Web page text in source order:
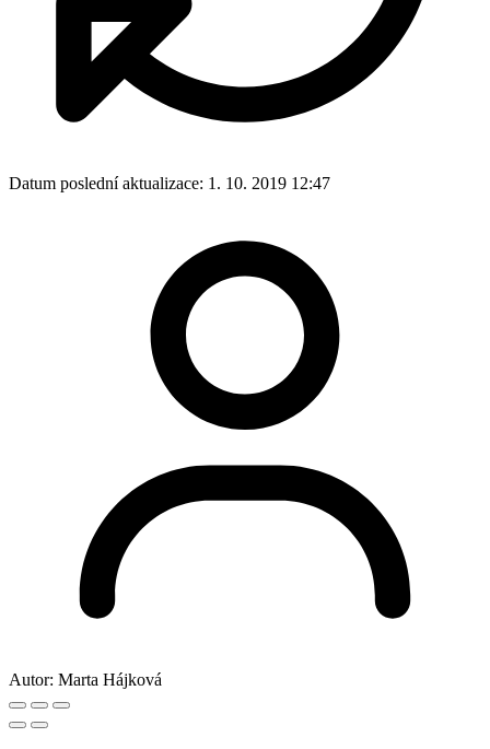
Datum poslední aktualizace: 1. 10. 2019 12:47
Autor: Marta Hájková